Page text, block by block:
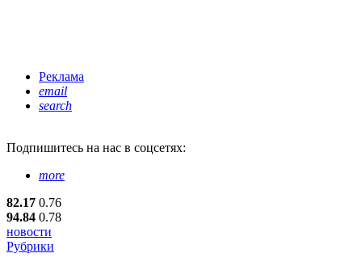
Реклама
email
search
Подпишитесь на нас в соцсетях:
more
82.17 0.76
94.84 0.78
новости
Рубрики